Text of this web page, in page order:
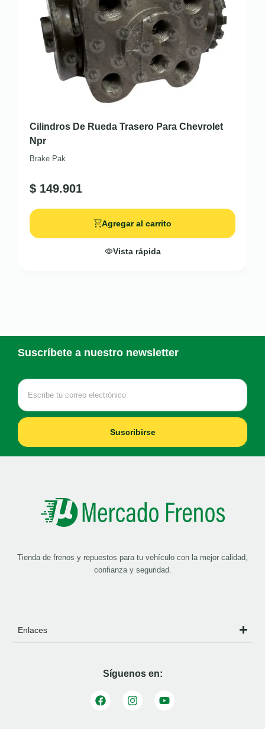
Cilindros De Rueda Trasero Para Chevrolet
Npr
Brake Pak
$ 149.901
Agregar al carrito
Vista rápida
Suscríbete a nuestro newsletter
Suscribirse
Tienda de frenos y repuestos para tu vehículo con la mejor calidad,
confianza y seguridad.
Enlaces
Síguenos en: